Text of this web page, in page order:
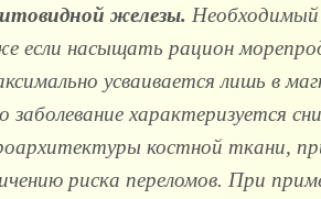
железы.
если насыщать рацион
усваивается лишь в
заболевание характеризуется
костной ткани,
риска переломов. При